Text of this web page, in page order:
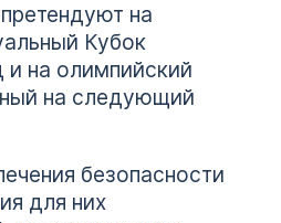
на
Кубок
на олимпийский
на следующий
безопасности
для них